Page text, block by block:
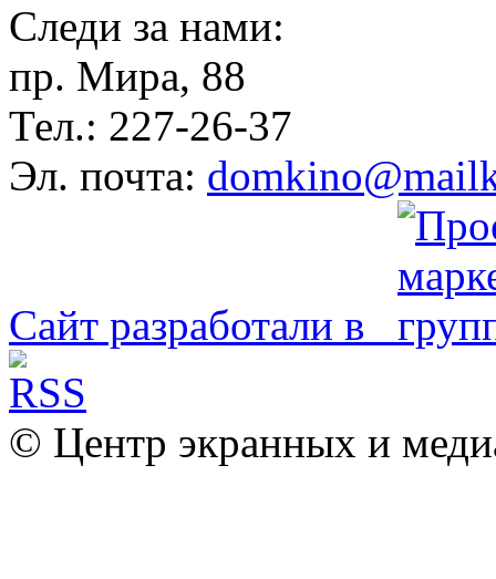
Следи за нами:
пр. Мира, 88
Тел.: 227-26-37
Эл. почта:
Сайт разработали в
© Центр экранных и